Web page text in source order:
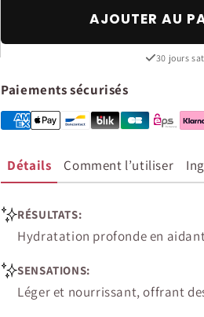
AJOUTER AU
30 jours
Paiements sécurisés
Détails Comment l’utiliser
RÉSULTATS:
Hydratation profonde en
SENSATIONS:
Léger et nourrissant, offrant